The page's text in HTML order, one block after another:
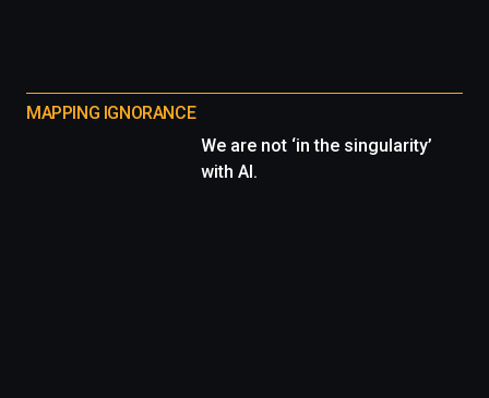
MAPPING IGNORANCE
We are not ‘in the singularity’
with AI.